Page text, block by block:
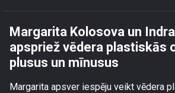
Margarita Kolosova un
apspriež vēdera plastiskās
plusus un mīnusus
Margarita apsver iespēju veikt vēdera